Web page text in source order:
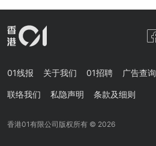
01线报 关于我们 01招聘 广告查询
联络我们 私隐声明 条款及细则
香港01有限公司版权所有 © 2026